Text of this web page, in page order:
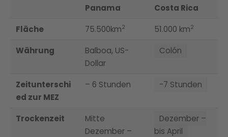
Panama
Costa Rica
Fläche
75.500km2 51.000 km2
Währung
Balboa, US-
Dollar
Colón
Zeitunterschi
ed zur MEZ
– 6 Stunden -7 Stunden
Trockenzeit
Mitte
Dezember –
Dezember –
bis April